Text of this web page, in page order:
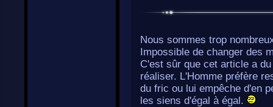
Nous sommes trop
Impossible de changer des
C'est sûr que cet article a
réaliser. L'Homme préfère
du fric ou lui empêche d'en
les siens d'égal à égal.